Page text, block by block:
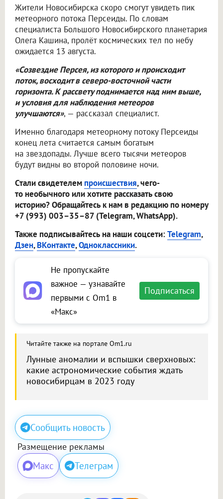
Жители Новосибирска скоро смогут увидеть пик
метеорного потока Персеиды. По словам
специалиста Большого Новосибирского планетария
Олега Кашина, пролёт космических тел по небу
ожидается 13 августа.
«Созвездие Персея, из которого и происходит
поток, восходит в северо-восточной части
горизонта. К рассвету поднимается над ним выше,
и условия для наблюдения метеоров
улучшаются», — рассказал специалист.
Именно благодаря метеорному потоку Персеиды
конец лета считается самым богатым
на звездопады. Лучше всего тысячи метеоров
будут видны во второй половине ночи.
Стали свидетелем происшествия, чего-
то необычного или хотите рассказать свою
историю? Обращайтесь к нам в редакцию по номеру
+7 (993) 003–35–87 (Telegram, WhatsApp).
Также подписывайтесь на наши соцсети:Telegram,
Дзен,ВКонтакте,Одноклассники.
Не пропускайте
важное — узнавайте
первыми с Om1 в
«Макс»
Подписаться
Читайте также на портале Om1.ru
Лунные аномалии и вспышки сверхновых:
какие астрономические события ждать
новосибирцам в 2023 году
Сообщить новость
Размещение рекламы
Макс Телеграм